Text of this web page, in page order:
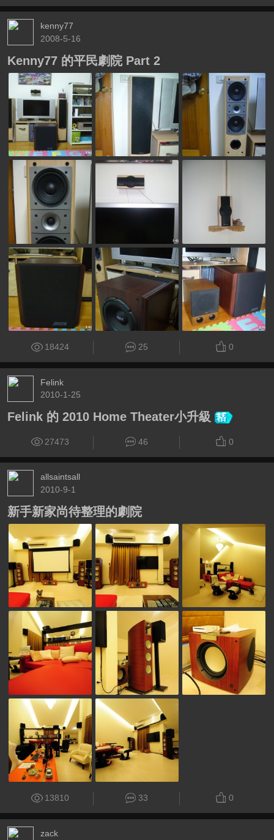
kenny77
2008-5-16
Kenny77 的平民劇院 Part 2
18424 25 0
Felink
2010-1-25
Felink 的 2010 Home Theater小升級
27473 46 0
allsaintsall
2010-9-1
新手新家尚待整理的劇院
13810 33 0
zack